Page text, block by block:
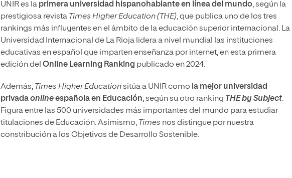
UNIR es la primera universidad hispanohablante en línea del mundo, según la
prestigiosa revista Times Higher Education (THE), que publica uno de los tres
rankings más influyentes en el ámbito de la educación superior internacional. La
Universidad Internacional de La Rioja lidera a nivel mundial las instituciones
educativas en español que imparten enseñanza por internet, en esta primera
edición del Online Learning Ranking publicado en 2024.
Además, Times Higher Educationsitúa a UNIR como la mejor universidad
privadaonlineespañola en Educación, según su otro ranking THE by Subject.
Figura entre las 500 universidades más importantes del mundo para estudiar
titulaciones de Educación. Asímismo, Times nos distingue por nuestra
constribución a los Objetivos de Desarrollo Sostenible.